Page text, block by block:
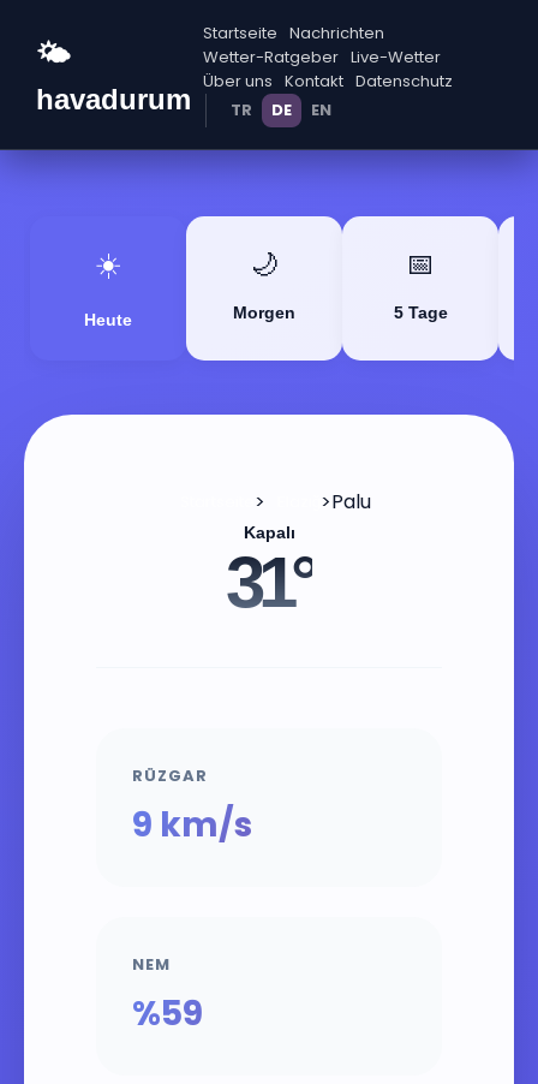
🌤️
havadurum
Startseite Nachrichten
Wetter-Ratgeber Live-Wetter
Über uns Kontakt Datenschutz
TR
DE EN
☀️
Heute
🌙
Morgen
📅
5 Tage
> >Palu
Kapalı
31°
RÜZGAR
9 km/s
NEM
%59